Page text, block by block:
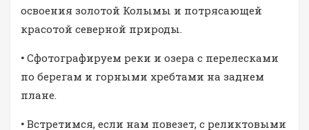
освоения золотой Колымы и потрясающей
красотой северной природы.
• Сфотографируем реки и озера с перелесками
по берегам и горными хребтами на заднем
плане.
• Встретимся, если нам повезет, с реликтовыми